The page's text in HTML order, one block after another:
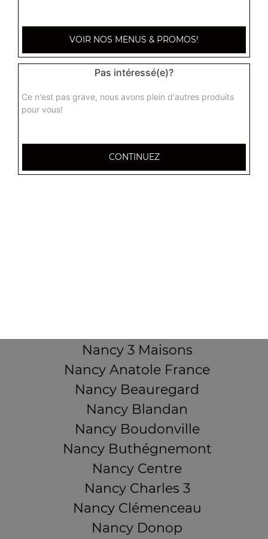
Nancy 3 Maisons
Nancy Anatole France
Nancy Beauregard
Nancy Blandan
Nancy Boudonville
Nancy Buthégnemont
Nancy Centre
Nancy Charles 3
Nancy Clémenceau
Nancy Donop
VOIR NOS MENUS & PROMOS!
Pas intéressé(e)?
Ce n'est pas grave, nous avons plein d'autres produits
pour vous!
CONTINUEZ